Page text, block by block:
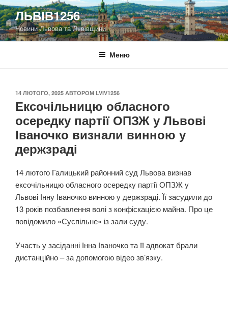
Перейти
до
вмісту
ЛЬВІВ1256
Новини Львова та Львівщини
Меню
ОПУБЛІКОВАНО
14 ЛЮТОГО, 2025 АВТОРОМ LVIV1256
Ексочільницю обласного
осередку партії ОПЗЖ у Львові
Іваночко визнали винною у
держзраді
14 лютого Галицький районний суд Львова визнав
ексочільницю обласного осередку партії ОПЗЖ у
Львові Інну Іваночко винною у держзраді. Її засудили до
13 років позбавлення волі з конфіскацією майна. Про це
повідомило «Суспільне» із зали суду.
Участь у засіданні Інна Іваночко та її адвокат брали
дистанційно – за допомогою відео зв’язку.